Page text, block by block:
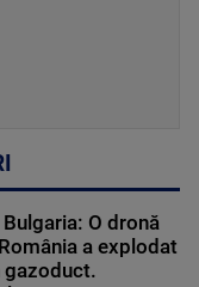
O dronă
a explodat
gazoduct.